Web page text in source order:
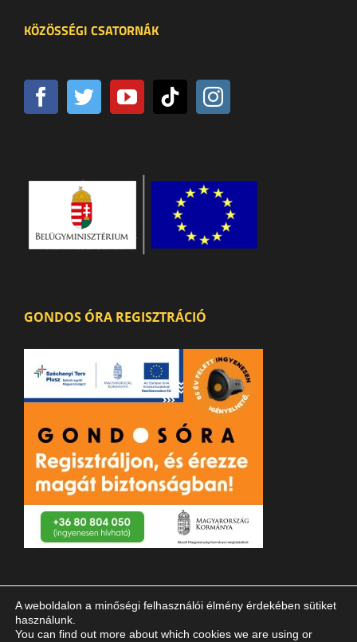
KÖZÖSSÉGI CSATORNÁK
GONDOS ÓRA REGISZTRÁCIÓ
A weboldalon a minőségi felhasználói élmény érdekében sütiket
használunk.
You can find out more about which cookies we are using or